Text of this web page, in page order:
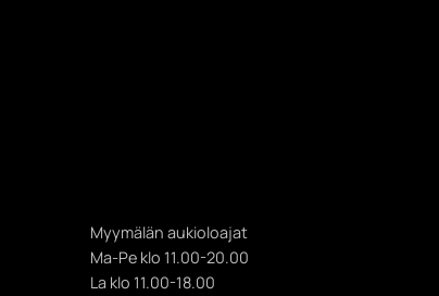
Myymälän aukioloajat
Ma-Pe klo 11.00-20.00
La klo 11.00-18.00